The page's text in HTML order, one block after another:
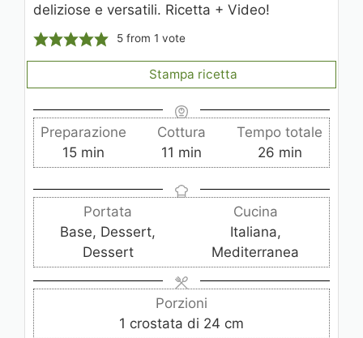
deliziose e versatili. Ricetta + Video!
5 from 1 vote
Stampa ricetta
Preparazione
15m
i
n
t
min
Cottura
11 m
i
n
min
Tempo totale
26m
i
n
u
t
i
min
Portata
Base, Dessert,
Dessert
Cucina
Italiana,
Mediterranea
Porzioni
1 crostata di 24 cm